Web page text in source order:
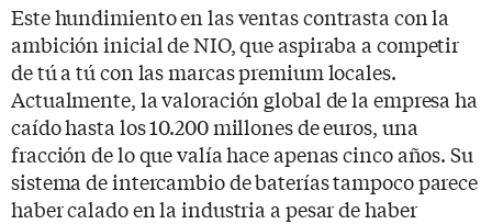
Este hundimiento en las ventas contrasta con la
ambición inicial de NIO, que aspiraba a competir
de tú a tú con las marcas premium locales.
Actualmente, la valoración global de la empresa ha
caído hasta los 10.200 millones de euros, una
fracción de lo que valía hace apenas cinco años. Su
sistema de intercambio de baterías tampoco parece
haber calado en la industria a pesar de haber